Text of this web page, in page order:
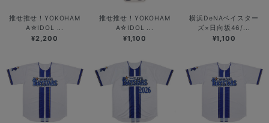
推せ推せ！YOKOHAM
A☆IDOL ...
¥2,200
推せ推せ！YOKOHAM
A☆IDOL ...
¥1,100
横浜DeNAベイスター
ズ×日向坂46/...
¥1,100